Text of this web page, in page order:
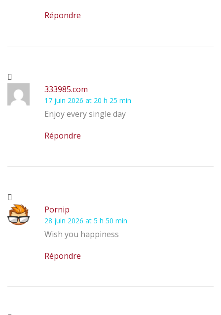
Répondre
333985.com
17 juin 2026 at 20 h 25 min
Enjoy every single day
Répondre
Pornip
28 juin 2026 at 5 h 50 min
Wish you happiness
Répondre